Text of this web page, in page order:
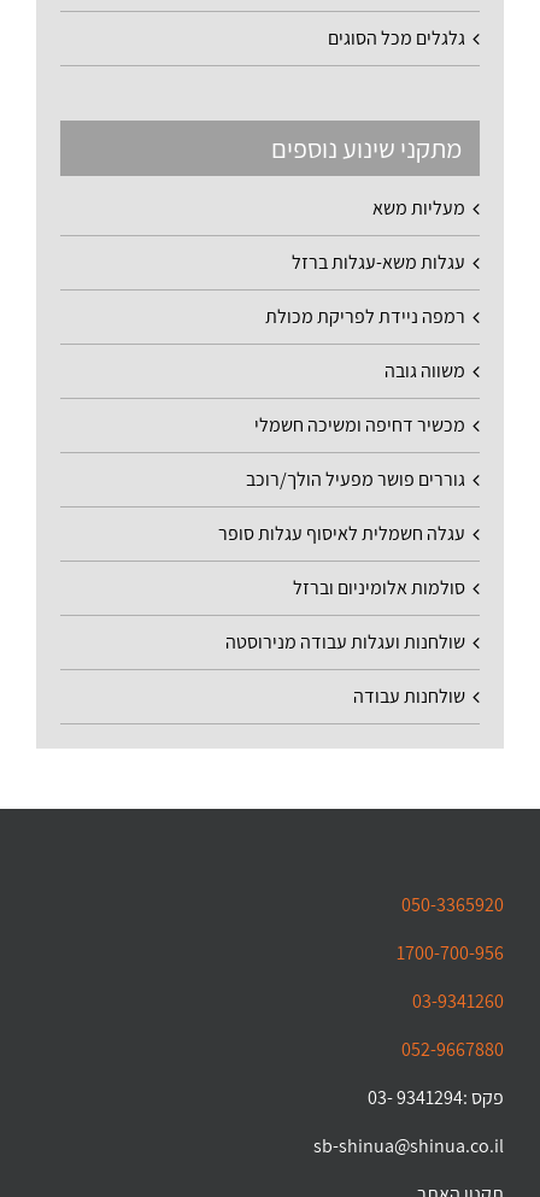
גלגלים מכל הסוגים
מתקני שינוע נוספים
מעליות משא
עגלות משא-עגלות ברזל
רמפה ניידת לפריקת מכולת
משווה גובה
מכשיר דחיפה ומשיכה חשמלי
גוררים פושר מפעיל הולך/רוכב
עגלה חשמלית לאיסוף עגלות סופר
סולמות אלומיניום וברזל
שולחנות ועגלות עבודה מנירוסטה
שולחנות עבודה
050-3365920
1700-700-956
03-9341260
052-9667880
פקס :9341294 -03
sb-shinua@shinua.co.il